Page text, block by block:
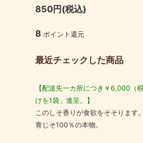
850円(税込)
8 ポイント還元
最近チェックした商品
【配送先一カ所につき￥6,000（
けを1袋」進呈。】
このしそ香りが食欲をそそります。
青じそ100％の本物。